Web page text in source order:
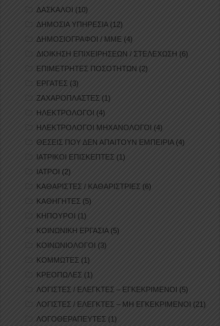
ΔΑΣΚΑΛΟΙ (10)
ΔΗΜΟΣΙΑ ΥΠΗΡΕΣΙΑ(12)
ΔΗΜΟΣΙΟΓΡΑΦΟΙ / ΜΜΕ (4)
ΔΙΟΙΚΗΣΗ ΕΠΙΧΕΙΡΗΣΕΩΝ / ΣΤΕΛΕΧΩΣΗ (6)
ΕΠΙΜΕΤΡΗΤΕΣ ΠΟΣΟΤΗΤΩΝ (2)
ΕΡΓΑΤΕΣ (3)
ΖΑΧΑΡΟΠΛΑΣΤΕΣ (1)
ΗΛΕΚΤΡΟΛΟΓΟΙ (4)
ΗΛΕΚΤΡΟΛΟΓΟΙ ΜΗΧΑΝΟΛΟΓΟΙ (4)
ΘΕΣΕΙΣ ΠΟΥ ΔΕΝ ΑΠΑΙΤΟΥΝ ΕΜΠΕΙΡΙΑ(4)
ΙΑΤΡΙΚΟΙ ΕΠΙΣΚΕΠΤΕΣ (1)
ΙΑΤΡΟΙ (2)
ΚΑΘΑΡΙΣΤΕΣ / ΚΑΘΑΡΙΣΤΡΙΕΣ (6)
ΚΑΘΗΓΗΤΕΣ (5)
ΚΗΠΟΥΡΟΙ (1)
ΚΟΙΝΩΝΙΚΗ ΕΡΓΑΣΙΑ(5)
ΚΟΙΝΩΝΙΟΛΟΓΟΙ (3)
ΚΟΜΜΩΤΕΣ (1)
ΚΡΕΟΠΩΛΕΣ (1)
ΛΟΓΙΣΤΕΣ / ΕΛΕΓΚΤΕΣ – ΕΓΚΕΚΡΙΜΕΝΟΙ (5)
ΛΟΓΙΣΤΕΣ / ΕΛΕΓΚΤΕΣ – ΜΗ ΕΓΚΕΚΡΙΜΕΝΟΙ (21)
ΛΟΓΟΘΕΡΑΠΕΥΤΕΣ (1)